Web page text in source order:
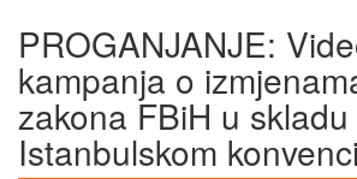
PROGANJANJE:
kampanja o
zakona FBiH u
Istanbulskom